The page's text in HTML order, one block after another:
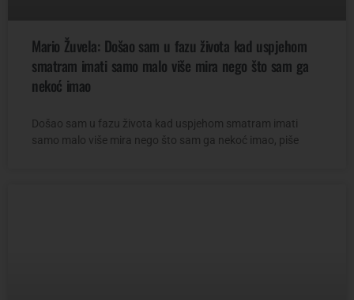
Mario Žuvela: Došao sam u fazu života kad uspjehom
smatram imati samo malo više mira nego što sam ga
nekoć imao
Došao sam u fazu života kad uspjehom smatram imati
samo malo više mira nego što sam ga nekoć imao, piše